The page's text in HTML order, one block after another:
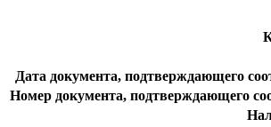
Дата документа, подтверждающего
Номер документа, подтверждающего